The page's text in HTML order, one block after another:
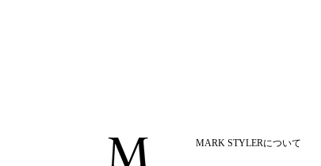
MARK STYLERについて